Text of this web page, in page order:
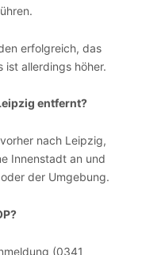
erfolgreich, das
ist allerdings höher.
entfernt?
nach Leipzig,
Innenstadt an und
der Umgebung.
(0341